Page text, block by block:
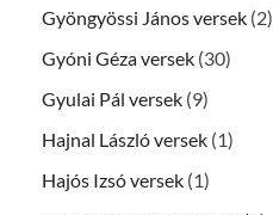
Gyöngyössi János versek (2)
Gyóni Géza versek (30)
Gyulai Pál versek (9)
Hajnal László versek (1)
Hajós Izsó versek (1)